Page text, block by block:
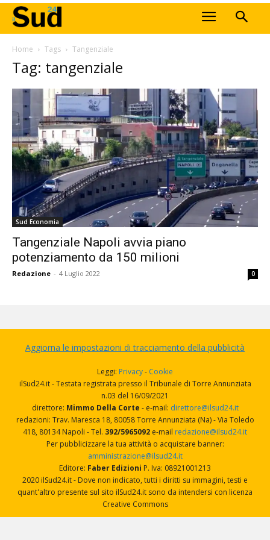
Home Tags Tangenziale
Tag: tangenziale
Sud Economia
Tangenziale Napoli avvia piano
potenziamento da 150 milioni
Redazione - 4 Luglio 2022 0
Aggiorna le impostazioni di tracciamento della pubblicità
Leggi: Privacy- Cookie
ilSud24.it - Testata registrata presso il Tribunale di Torre Annunziata
n.03 del 16/09/2021
direttore: Mimmo Della Corte - e-mail: direttore@ilsud24.it
redazioni: Trav. Maresca 18, 80058 Torre Annunziata (Na) - Via Toledo
418, 80134 Napoli - Tel. 392/5965092 e-mail redazione@ilsud24.it
Per pubblicizzare la tua attività o acquistare banner:
amministrazione@ilsud24.it
Editore: Faber Edizioni P. Iva: 08921001213
2020 ilSud24.it - Dove non indicato, tutti i diritti su immagini, testi e
quant'altro presente sul sito ilSud24.it sono da intendersi con licenza
Creative Commons